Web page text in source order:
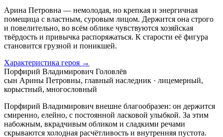
Арина Петровна — немолодая, но крепкая и энергичная
помещица с властным, суровым лицом. Держится она строго
и повелительно, во всём облике чувствуются хозяйская
твёрдость и привычка распоряжаться. К старости её фигура
становится грузной и поникшей.
Характеристика героя →
Порфирий Владимирович Головлёв
сын Арины Петровны, главный наследник · лицемерный,
корыстный, многословный
Порфирий Владимирович внешне благообразен: он держится
смиренно, елейно, с постоянной ласковой улыбкой. За этим
набожным, вкрадчивым обликом и сладкими речами
скрываются холодная расчётливость и внутренняя пустота.